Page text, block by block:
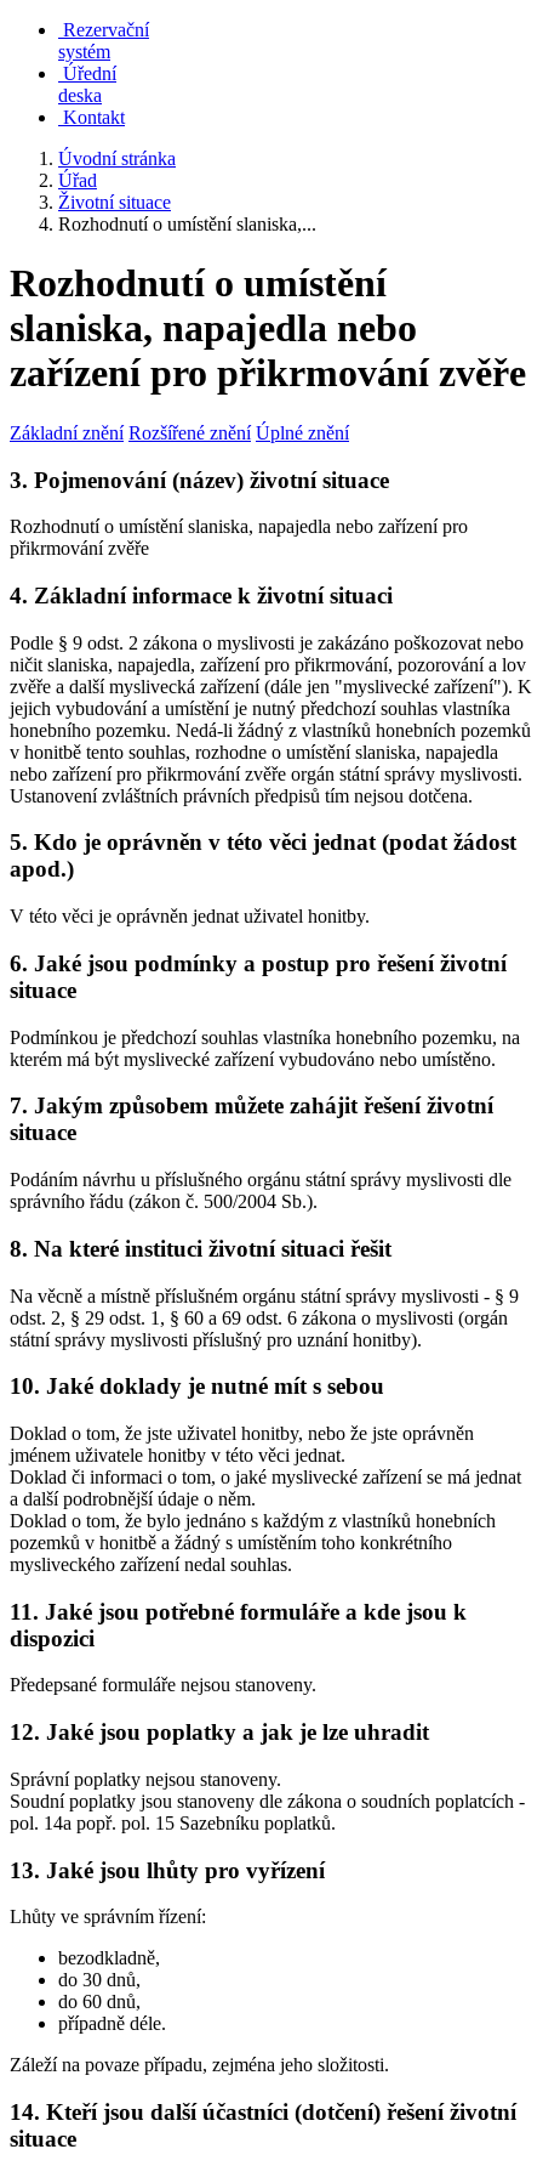
Rezervační
systém
Úřední
deska
Kontakt
Úvodní stránka
Úřad
Životní situace
Rozhodnutí o umístění slaniska,...
Rozhodnutí o umístění
slaniska, napajedla nebo
zařízení pro přikrmování zvěře
Základní znění Rozšířené znění Úplné znění
3. Pojmenování (název) životní situace
Rozhodnutí o umístění slaniska, napajedla nebo zařízení pro
přikrmování zvěře
4. Základní informace k životní situaci
Podle § 9 odst. 2 zákona o myslivosti je zakázáno poškozovat nebo
ničit slaniska, napajedla, zařízení pro přikrmování, pozorování a lov
zvěře a další myslivecká zařízení (dále jen "myslivecké zařízení"). K
jejich vybudování a umístění je nutný předchozí souhlas vlastníka
honebního pozemku. Nedá-li žádný z vlastníků honebních pozemků
v honitbě tento souhlas, rozhodne o umístění slaniska, napajedla
nebo zařízení pro přikrmování zvěře orgán státní správy myslivosti.
Ustanovení zvláštních právních předpisů tím nejsou dotčena.
5. Kdo je oprávněn v této věci jednat (podat žádost
apod.)
V této věci je oprávněn jednat uživatel honitby.
6. Jaké jsou podmínky a postup pro řešení životní
situace
Podmínkou je předchozí souhlas vlastníka honebního pozemku, na
kterém má být myslivecké zařízení vybudováno nebo umístěno.
7. Jakým způsobem můžete zahájit řešení životní
situace
Podáním návrhu u příslušného orgánu státní správy myslivosti dle
správního řádu (zákon č. 500/2004 Sb.).
8. Na které instituci životní situaci řešit
Na věcně a místně příslušném orgánu státní správy myslivosti - § 9
odst. 2, § 29 odst. 1, § 60 a 69 odst. 6 zákona o myslivosti (orgán
státní správy myslivosti příslušný pro uznání honitby).
10. Jaké doklady je nutné mít s sebou
Doklad o tom, že jste uživatel honitby, nebo že jste oprávněn
jménem uživatele honitby v této věci jednat.
Doklad či informaci o tom, o jaké myslivecké zařízení se má jednat
a další podrobnější údaje o něm.
Doklad o tom, že bylo jednáno s každým z vlastníků honebních
pozemků v honitbě a žádný s umístěním toho konkrétního
mysliveckého zařízení nedal souhlas.
11. Jaké jsou potřebné formuláře a kde jsou k
dispozici
Předepsané formuláře nejsou stanoveny.
12. Jaké jsou poplatky a jak je lze uhradit
Správní poplatky nejsou stanoveny.
Soudní poplatky jsou stanoveny dle zákona o soudních poplatcích -
pol. 14a popř. pol. 15 Sazebníku poplatků.
13. Jaké jsou lhůty pro vyřízení
Lhůty ve správním řízení:
bezodkladně,
do 30 dnů,
do 60 dnů,
případně déle.
Záleží na povaze případu, zejména jeho složitosti.
14. Kteří jsou další účastníci (dotčení) řešení životní
situace